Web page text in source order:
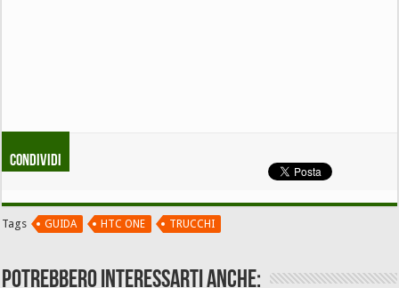
Condividi
Tags GUIDA HTC ONE TRUCCHI
Potrebbero interessarti anche: